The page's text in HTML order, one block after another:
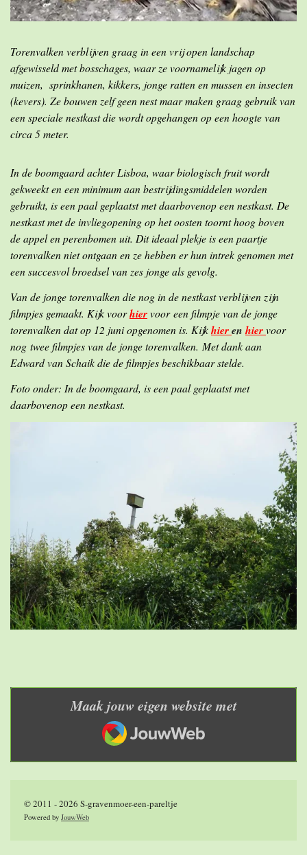
Torenvalken verblijven graag in een vrij open landschap
afgewisseld met bosschages, waar ze voornamelijk jagen op
muizen, sprinkhanen, kikkers, jonge ratten en mussen en insecten
(kevers). Ze bouwen zelf geen nest maar maken graag gebruik van
een speciale nestkast die wordt opgehangen op een hoogte van
circa 5 meter.
In de boomgaard achter Lisboa, waar biologisch fruit wordt
gekweekt en een minimum aan bestrijdingsmiddelen worden
gebruikt, is een paal geplaatst met daarbovenop een nestkast. De
nestkast met de invliegopening op het oosten toornt hoog boven
de appel en perenbomen uit. Dit ideaal plekje is een paartje
torenvalken niet ontgaan en ze hebben er hun intrek genomen met
een succesvol broedsel van zes jonge als gevolg.
Van de jonge torenvalken die nog in de nestkast verblijven zijn
filmpjes gemaakt. Kijk voorhiervoor een filmpje van de jonge
torenvalken dat op 12 juni opgenomen is. Kijkhieren hiervoor
nog twee filmpjes van de jonge torenvalken. Met dank aan
Edward van Schaik die de filmpjes beschikbaar stelde.
Foto onder: In de boomgaard, is een paal geplaatst met
daarbovenop een nestkast.
Maak jouw eigen website met
JouwWeb
© 2011 - 2026 S-gravenmoer-een-pareltje
Powered by JouwWeb